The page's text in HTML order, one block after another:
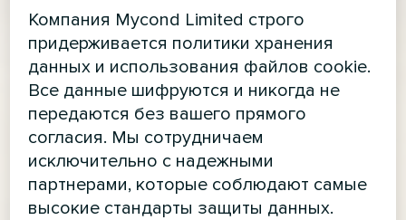
Компания Mycond Limited строго
придерживается политики хранения
данных и использования файлов cookie.
Все данные шифруются и никогда не
передаются без вашего прямого
согласия. Мы сотрудничаем
исключительно с надежными
партнерами, которые соблюдают самые
высокие стандарты защиты данных.